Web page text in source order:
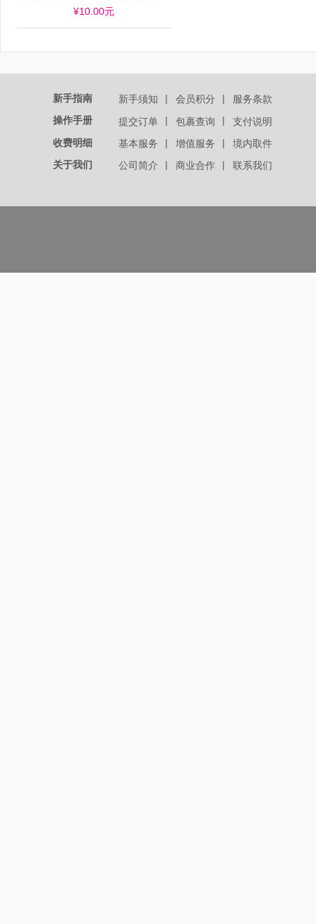
¥10.00元
新手指南 新手须知 | 会员积分 |
服务条款
操作手册
提交订单 | 包裹查询 |
支付说明
收费明细
基本服务 | 增值服务 |
境内取件
关于我们
公司简介 | 商业合作 | 联系我们